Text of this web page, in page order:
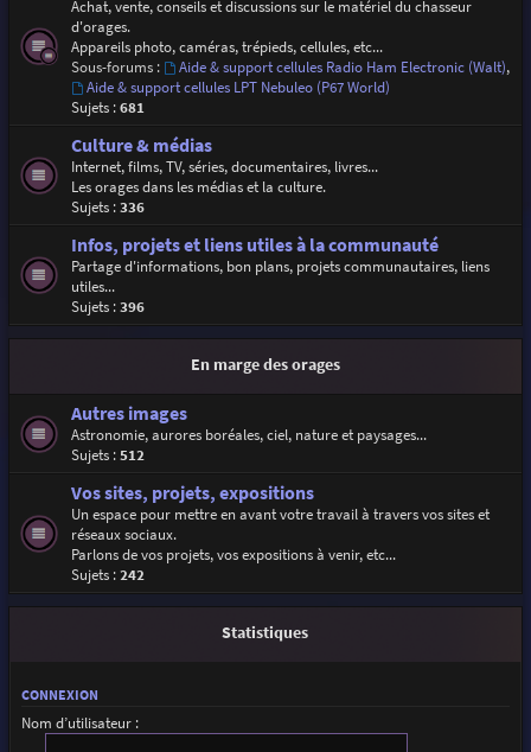
Achat, vente, conseils et discussions sur le matériel du chasseur
d'orages.
Appareils photo, caméras, trépieds, cellules, etc...
Sous-forums :
Aide & support cellules Radio Ham Electronic (Walt),
Aide & support cellules LPT Nebuleo (P67 World)
Sujets :681
Culture & médias
Internet, films, TV, séries, documentaires, livres...
Les orages dans les médias et la culture.
Sujets :336
Infos, projets et liens utiles à la communauté
Partage d'informations, bon plans, projets communautaires, liens
utiles...
Sujets :396
En marge des orages
Autres images
Astronomie, aurores boréales, ciel, nature et paysages...
Sujets :512
Vos sites, projets, expositions
Un espace pour mettre en avant votre travail à travers vos sites et
réseaux sociaux.
Parlons de vos projets, vos expositions à venir, etc...
Sujets :242
Statistiques
CONNEXION
Nom d’utilisateur :